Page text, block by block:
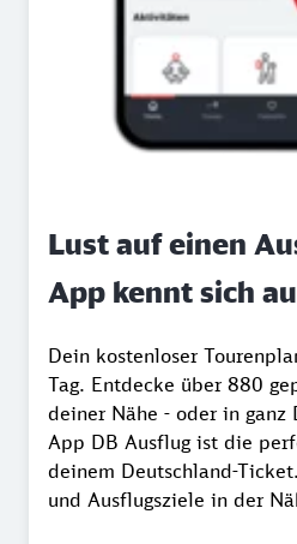
Lust auf einen
App kennt sich
Dein kostenloser
Tag. Entdecke über 880
deiner Nähe - oder in ganz
App DB Ausflug ist die
deinem Deutschland-
und Ausflugsziele in der